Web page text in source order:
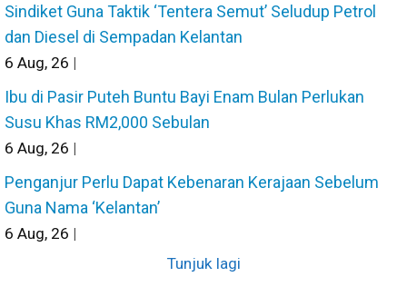
Sindiket Guna Taktik ‘Tentera Semut’ Seludup Petrol
dan Diesel di Sempadan Kelantan
6 Aug, 26 |
Ibu di Pasir Puteh Buntu Bayi Enam Bulan Perlukan
Susu Khas RM2,000 Sebulan
6 Aug, 26 |
Penganjur Perlu Dapat Kebenaran Kerajaan Sebelum
Guna Nama ‘Kelantan’
6 Aug, 26 |
Tunjuk lagi